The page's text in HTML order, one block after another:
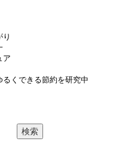
ア
できる節約を研究中
検索